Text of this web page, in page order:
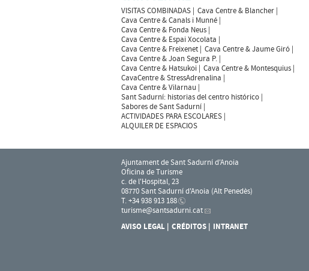
VISITAS COMBINADAS
Cava Centre & Blancher
Cava Centre & Canals i Munné
Cava Centre & Fonda Neus
Cava Centre & Espai Xocolata
Cava Centre & Freixenet
Cava Centre & Jaume Giró
Cava Centre & Joan Segura P.
Cava Centre & Hatsukoi
Cava Centre & Montesquius
CavaCentre & StressAdrenalina
Cava Centre & Vilarnau
Sant Sadurní: historias del centro histórico
Sabores de Sant Sadurní
ACTIVIDADES PARA ESCOLARES
ALQUILER DE ESPACIOS
Ajuntament de Sant Sadurní d'Anoia
Oficina de Turisme
c. de l'Hospital, 23
08770 Sant Sadurní d'Anoia (Alt Penedès)
T. +34 938 913 188
turisme@santsadurni.cat
AVISO LEGAL CRÉDITOS INTRANET